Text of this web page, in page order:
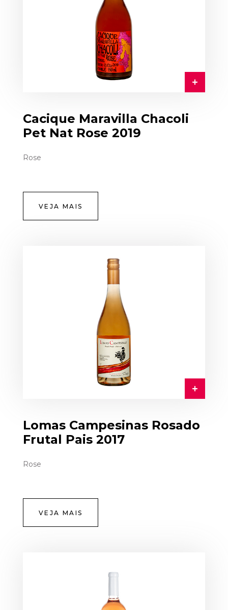
Cacique Maravilla Chacoli
Pet Nat Rose 2019
Rose
VEJA MAIS
Lomas Campesinas Rosado
Frutal Pais 2017
Rose
VEJA MAIS